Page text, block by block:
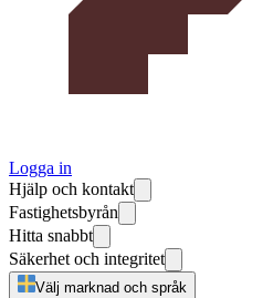
Logga in
Hjälp och kontakt
Fastighetsbyrån
Hitta snabbt
Säkerhet och integritet
Välj marknad och språk